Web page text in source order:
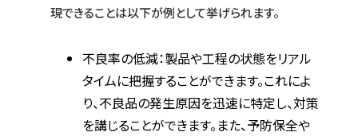
現できることは以下が例として挙げられます。
不良率の低減：製品や工程の状態をリアル
タイムに把握することができます。これによ
り、不良品の発生原因を迅速に特定し、対策
を講じることができます。また、予防保全や